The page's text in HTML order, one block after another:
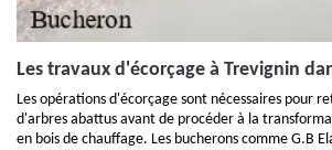
Les travaux d'écorçage à Trevignin
Les opérations d'écorçage sont nécessaires pour
d'arbres abattus avant de procéder à la
en bois de chauffage. Les bucherons comme G.B